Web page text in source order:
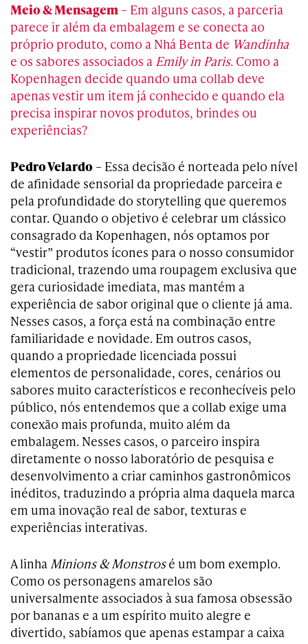
Meio & Mensagem – Em alguns casos, a parceria
parece ir além da embalagem e se conecta ao
próprio produto, como a Nhá Benta de Wandinha
e os sabores associados a Emily in Paris. Como a
Kopenhagen decide quando uma collab deve
apenas vestir um item já conhecido e quando ela
precisa inspirar novos produtos, brindes ou
experiências?
Pedro Velardo – Essa decisão é norteada pelo nível
de afinidade sensorial da propriedade parceira e
pela profundidade do storytelling que queremos
contar. Quando o objetivo é celebrar um clássico
consagrado da Kopenhagen, nós optamos por
“vestir” produtos ícones para o nosso consumidor
tradicional, trazendo uma roupagem exclusiva que
gera curiosidade imediata, mas mantém a
experiência de sabor original que o cliente já ama.
Nesses casos, a força está na combinação entre
familiaridade e novidade. Em outros casos,
quando a propriedade licenciada possui
elementos de personalidade, cores, cenários ou
sabores muito característicos e reconhecíveis pelo
público, nós entendemos que a collab exige uma
conexão mais profunda, muito além da
embalagem. Nesses casos, o parceiro inspira
diretamente o nosso laboratório de pesquisa e
desenvolvimento a criar caminhos gastronômicos
inéditos, traduzindo a própria alma daquela marca
em uma inovação real de sabor, texturas e
experiências interativas.
A linha Minions & Monstrosé um bom exemplo.
Como os personagens amarelos são
universalmente associados à sua famosa obsessão
por bananas e a um espírito muito alegre e
divertido, sabíamos que apenas estampar a caixa